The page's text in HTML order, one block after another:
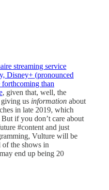
streaming service
Disney+ (pronounced
than
, given that, well, the
giving us information about
in late 2019, which
But if you don’t care about
#content and just
Vulture will be
the shows in
end up being 20